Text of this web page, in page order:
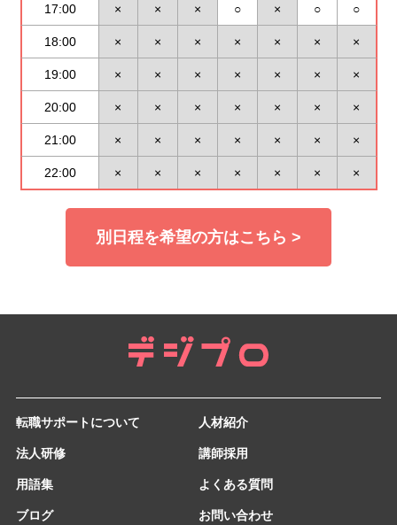
17:00 × × × ○ × ○ ○
18:00 × × × × × × ×
19:00 × × × × × × ×
20:00 × × × × × × ×
21:00 × × × × × × ×
22:00 × × × × × × ×
別日程を希望の方はこちら >
転職サポートについて 人材紹介
法人研修 講師採用
用語集 よくある質問
ブログ お問い合わせ